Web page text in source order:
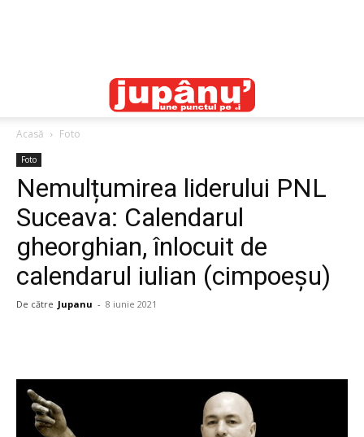
Acasă Foto
Foto
Nemulțumirea liderului PNL
Suceava: Calendarul
gheorghian, înlocuit de
calendarul iulian (cimpoeșu)
De către Jupanu - 8 iunie 2021